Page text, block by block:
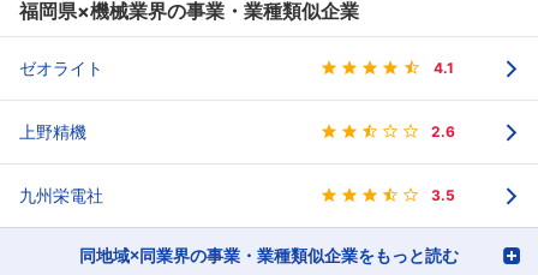
福岡県×機械業界の事業・業種類似企業
ゼオライト 4.1
上野精機 2.6
九州栄電社 3.5
同地域×同業界の事業・業種類似企業をもっと読む